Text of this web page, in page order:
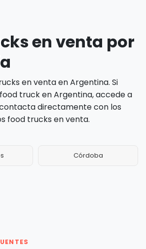
en venta por
en venta en Argentina. Si
truck en Argentina, accede a
directamente con los
food trucks en venta.
Córdoba